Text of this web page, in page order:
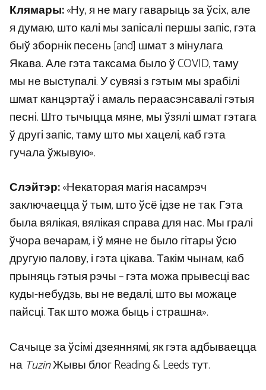
Клямары:«Ну, я не магу гаварыць за ўсіх, але
я думаю, што калі мы запісалі першы запіс, гэта
быў зборнік песень [and] шмат з мінулага
Якава. Але гэта таксама было ў COVID, таму
мы не выступалі. У сувязі з гэтым мы зрабілі
шмат канцэртаў і амаль пераасэнсавалі гэтыя
песні. Што тычыцца мяне, мы ўзялі шмат гэтага
ў другі запіс, таму што мы хацелі, каб гэта
гучала ўжывую».
Слэйтэр:«Некаторая магія насамрэч
заключаецца ў тым, што ўсё ідзе не так. Гэта
была вялікая, вялікая справа для нас. Мы гралі
ўчора вечарам, і ў мяне не было гітары ўсю
другую палову, і гэта цікава. Такім чынам, каб
прыняць гэтыя рэчы – гэта можа прывесці вас
куды-небудзь, вы не ведалі, што вы можаце
пайсці. Так што можа быць і страшна».
Сачыце за ўсімі дзеяннямі, як гэта адбываецца
на TuzinЖывы блог Reading & Leeds тут.